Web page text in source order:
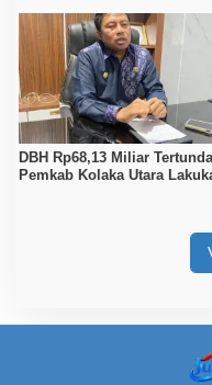
DBH Rp68,13 Miliar
Pemkab Kolaka Utara